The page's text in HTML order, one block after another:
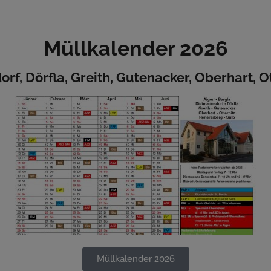
Müllkalender 2026
Dörfla, Greith, Gutenacker, Oberhart,
Müllkalender 2026